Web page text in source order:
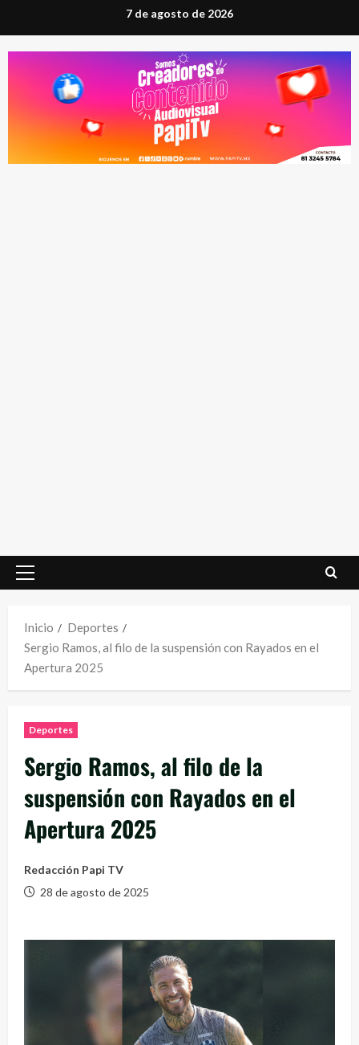
al
contenido
7 de agosto de 2026
Menú
Inicio
Deportes
Sergio Ramos, al filo de la suspensión con Rayados en el
Apertura 2025
Deportes
Sergio Ramos, al filo de la
suspensión con Rayados en el
Apertura 2025
Redacción Papi TV
28 de agosto de 2025